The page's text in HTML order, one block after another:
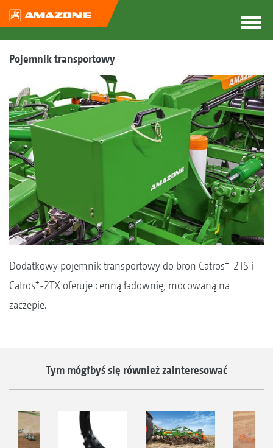
Pojemnik transportowy
Dodatkowy pojemnik transportowy do bron Catros+-2TS i
Catros+-2TX oferuje cenną ładownię, mocowaną na
zaczepie.
Tym mógłbyś się również zainteresować